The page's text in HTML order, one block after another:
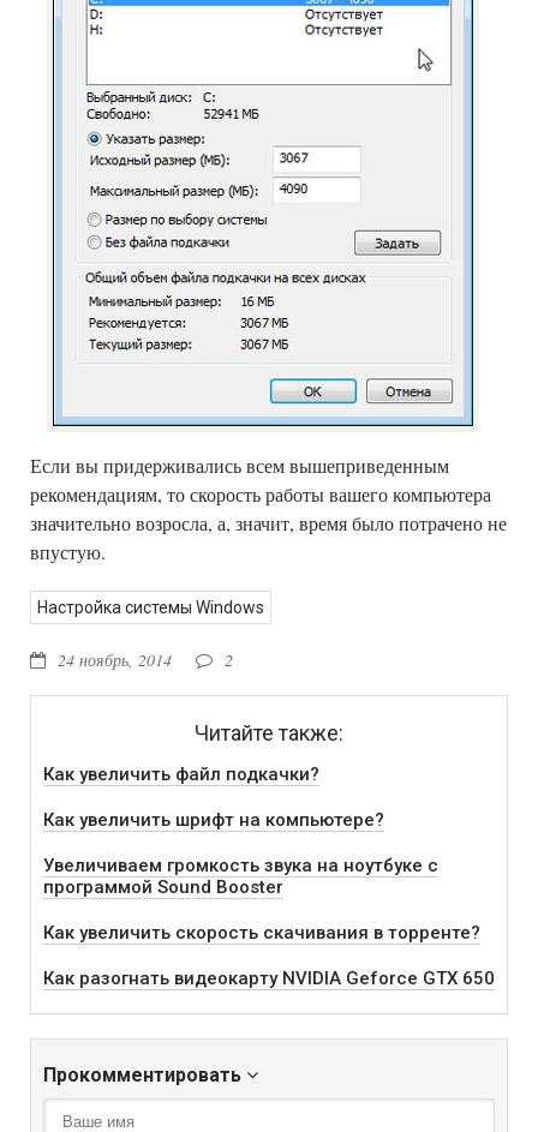
Если вы придерживались всем вышеприведенным
рекомендациям, то скорость работы вашего компьютера
значительно возросла, а, значит, время было потрачено не
впустую.
Настройка системы Windows
24 ноябрь, 2014 2
Читайте также:
Как увеличить файл подкачки?
Как увеличить шрифт на компьютере?
Увеличиваем громкость звука на ноутбуке с
программой Sound Booster
Как увеличить скорость скачивания в торренте?
Как разогнать видеокарту NVIDIA Geforce GTX 650
Прокомментировать